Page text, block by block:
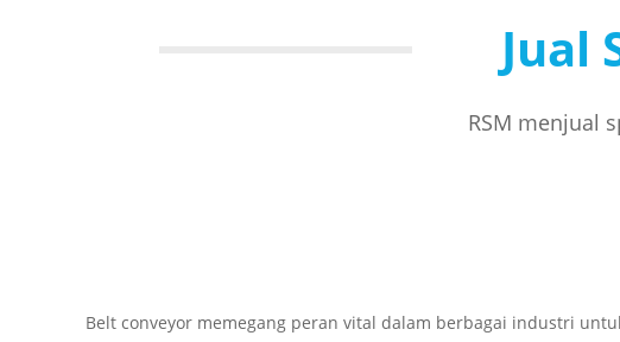
Jual
RSM menjual
Belt conveyor memegang peran vital dalam berbagai industri